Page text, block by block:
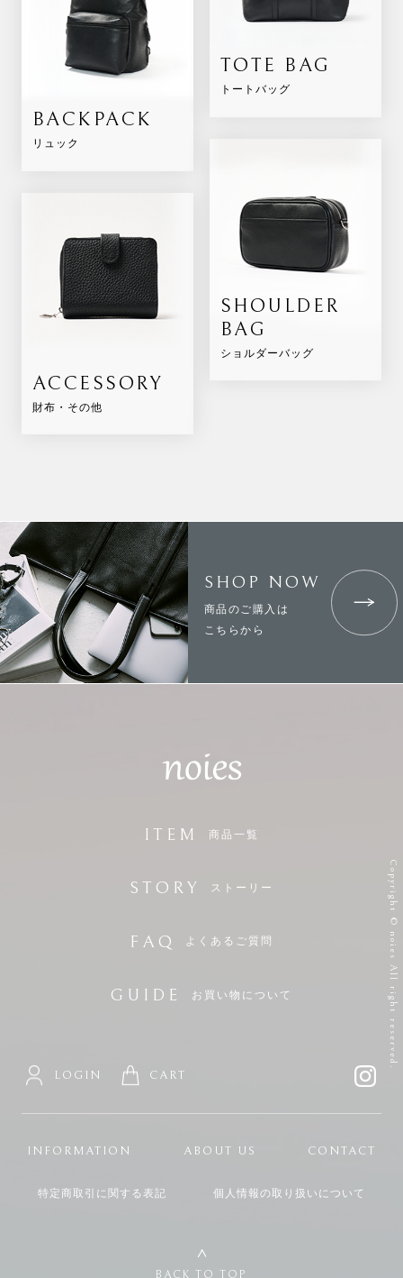
BACKPACK
リュック
TOTE BAG
トートバッグ
ACCESSORY
財布・その他
SHOULDER
BAG
ショルダーバッグ
SHOP NOW
商品のご購入は
こちらから
ITEM 商品一覧
STORY ストーリー
FAQ よくあるご質問
GUIDE お買い物について
LOGIN CART
INFORMATION ABOUT US CONTACT
特定商取引に関する表記 個人情報の取り扱いについて
BACK TO TOP
Copyright © noies All right reserved.